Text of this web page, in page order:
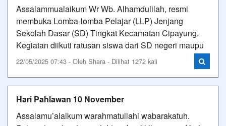
Assalammualaikum Wr Wb. Alhamdulilah, resmi
membuka Lomba-lomba Pelajar (LLP) Jenjang
Sekolah Dasar (SD) Tingkat Kecamatan Cipayung.
Kegiatan diikuti ratusan siswa dari SD negeri maupu
22/05/2025 07:43 - Oleh Shara - Dilihat 1272 kali
Hari Pahlawan 10 November
Assalamu’alaikum warahmatullahi wabarakatuh.